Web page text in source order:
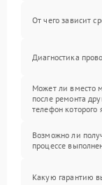
От чего зависит
Диагностика
Может ли вместо
после ремонта
телефон которого
Возможно ли
процессе
Какую гарантию